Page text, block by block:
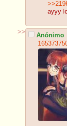
ayyy
>> Anónimo